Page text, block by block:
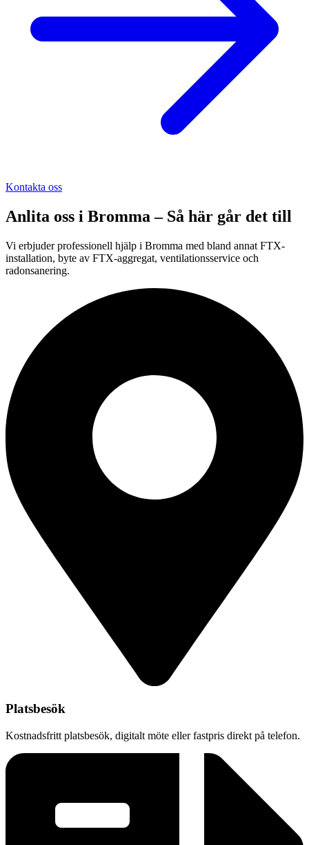
Kontakta oss
Anlita oss i Bromma – Så här går det till
Vi erbjuder professionell hjälp i Bromma med bland annat FTX-
installation, byte av FTX-aggregat, ventilationsservice och
radonsanering.
Platsbesök
Kostnadsfritt platsbesök, digitalt möte eller fastpris direkt på telefon.